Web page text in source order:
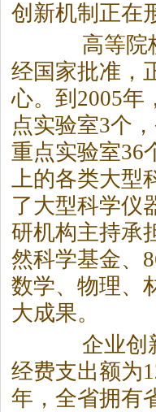
创新机制正在
高等院校
经国家批准，
心。到2005年
点实验室3个
重点实验室36
上的各类大型
了大型科学仪
研机构主持承
然科学基金、
数学、物理、
大成果。
企业创新
经费支出额为
年，全省拥有